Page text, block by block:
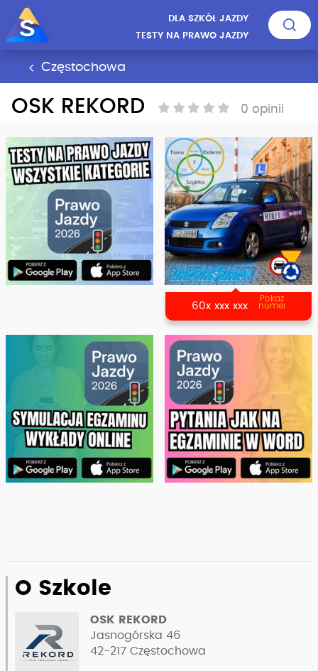
DLA SZKÓŁ JAZDY
TESTY NA PRAWO JAZDY
Częstochowa
OSK REKORD 0 opinii
60x xxx xxx
Pokaż
numer
O Szkole
OSK REKORD
Jasnogórska 46
42-217 Częstochowa